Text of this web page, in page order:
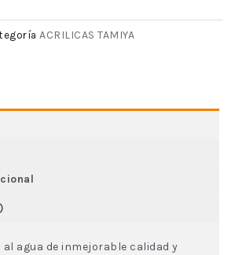
ACRILICAS TAMIYA
agua de inmejorable calidad y